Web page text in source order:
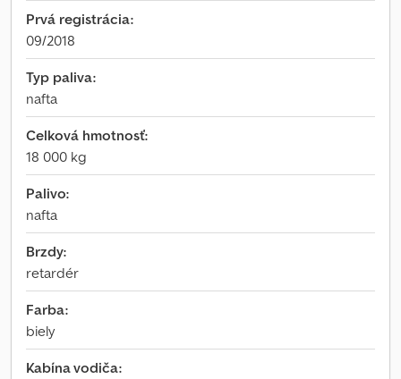
Prvá registrácia:
09/2018
Typ paliva:
nafta
Celková hmotnosť:
18 000 kg
Palivo:
nafta
Brzdy:
retardér
Farba:
biely
Kabína vodiča: